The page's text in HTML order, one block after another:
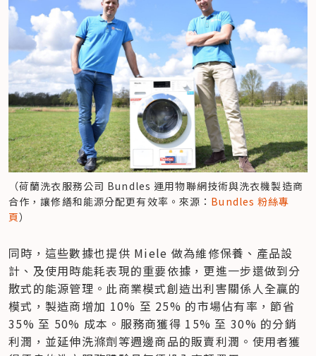
（荷蘭洗衣服務公司 Bundles 運用物聯網技術與洗衣機製造商
合作，讓修繕和能源分配更有效率。來源： Bundles 粉絲專
頁）
同時，這些數據也提供 Miele 做為維修保養、產品設
計、及使用時能耗表現的重要依據，更進一步還做到分
散式的能源管理。此商業模式創造出利害關係人全贏的
模式，製造商增加 10% 至 25% 的市場佔有率，節省
35% 至 50% 成本。服務商獲得 15% 至 30% 的分銷
利潤，並延伸洗滌劑等週邊商品的販賣利潤。使用者獲